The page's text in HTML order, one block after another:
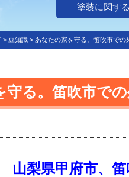
塗装に関す
> 豆知識 > あなたの家を守る。笛吹市での
る。笛吹市での
山梨県甲府市、